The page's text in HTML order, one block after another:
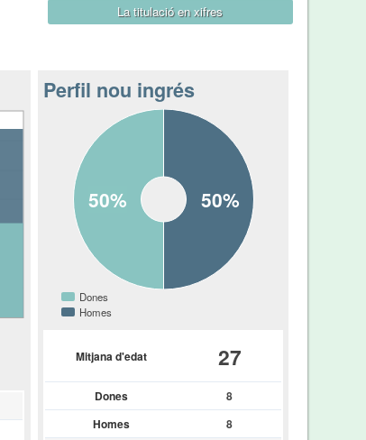
La titulació en xifres
Perfil nou ingrés
50%
50%
Dones
Homes
Mitjana d'edat 27
Dones
8
Homes
8